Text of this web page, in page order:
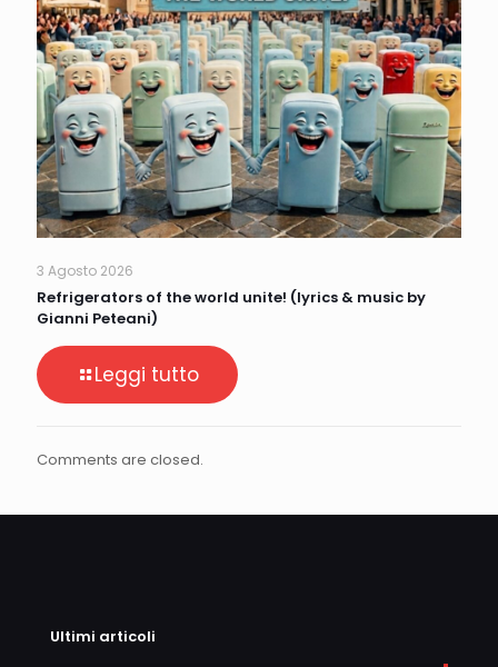
3 Agosto 2026
Refrigerators of the world unite! (lyrics & music by
Gianni Peteani)
Leggi tutto
Comments are closed.
Ultimi articoli